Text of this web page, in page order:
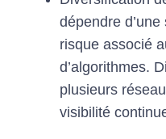
dépendre
risque associé
d’algorithmes.
plusieurs
visibilité